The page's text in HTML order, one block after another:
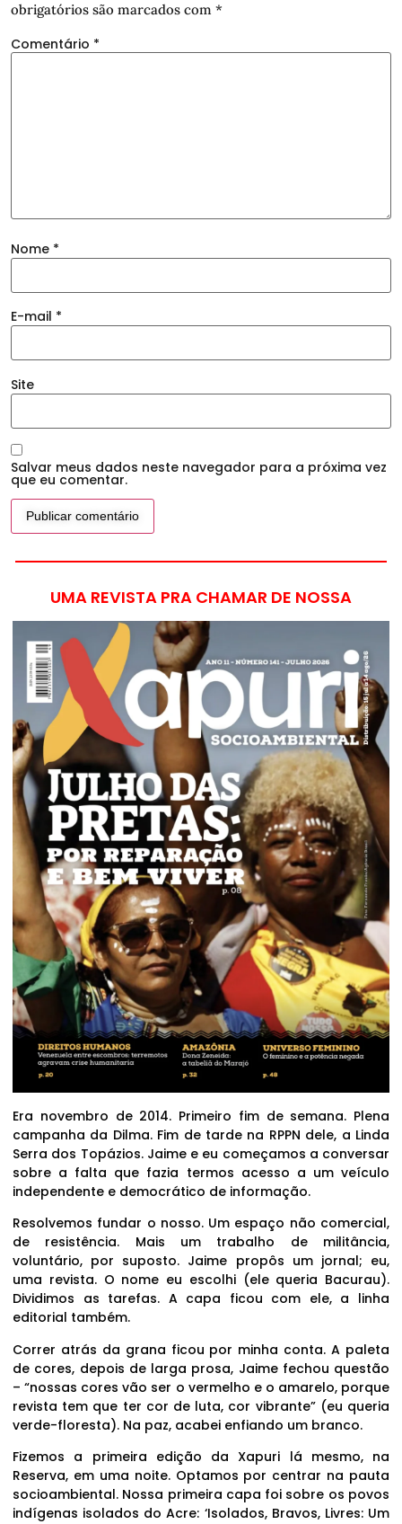
obrigatórios são marcados com *
Comentário *
Nome *
E-mail *
Site
Salvar meus dados neste navegador para a próxima vez
que eu comentar.
UMA REVISTA PRA CHAMAR DE NOSSA
Era novembro de 2014. Primeiro fim de semana. Plena
campanha da Dilma. Fim de tarde na RPPN dele, a Linda
Serra dos Topázios. Jaime e eu começamos a conversar
sobre a falta que fazia termos acesso a um veículo
independente e democrático de informação.
Resolvemos fundar o nosso. Um espaço não comercial,
de resistência. Mais um trabalho de militância,
voluntário, por suposto. Jaime propôs um jornal; eu,
uma revista. O nome eu escolhi (ele queria Bacurau).
Dividimos as tarefas. A capa ficou com ele, a linha
editorial também.
Correr atrás da grana ficou por minha conta. A paleta
de cores, depois de larga prosa, Jaime fechou questão
– “nossas cores vão ser o vermelho e o amarelo, porque
revista tem que ter cor de luta, cor vibrante” (eu queria
verde-floresta). Na paz, acabei enfiando um branco.
Fizemos a primeira edição da Xapuri lá mesmo, na
Reserva, em uma noite. Optamos por centrar na pauta
socioambiental. Nossa primeira capa foi sobre os povos
indígenas isolados do Acre: ‘Isolados, Bravos, Livres: Um